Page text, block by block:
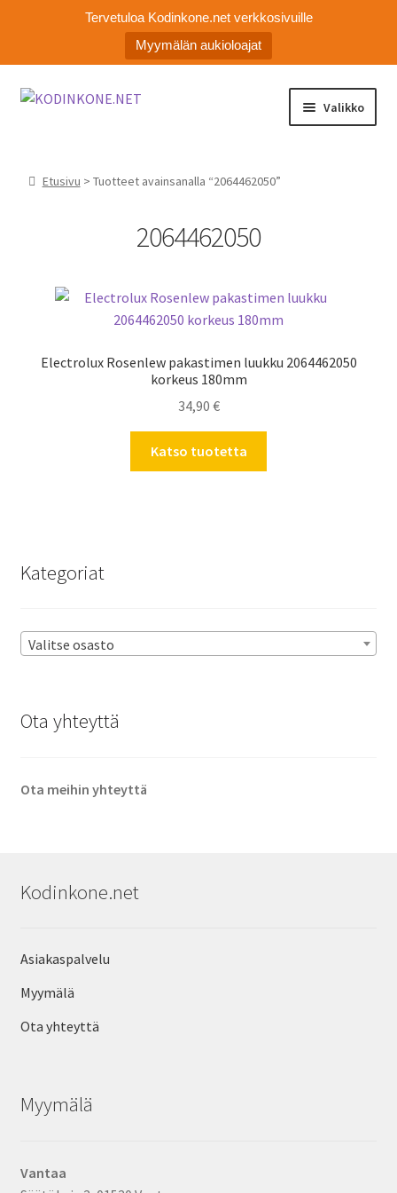
Tervetuloa Kodinkone.net verkkosivuille
Myymälän aukioloajat
Siirry
Siirry
Valikko
Asiakaspalvelu
Etusivu > Tuotteet avainsanalla “2064462050”
2064462050
Electrolux Rosenlew pakastimen luukku 2064462050
korkeus 180mm
34,90 €
Katso tuotetta
Kategoriat
Valitse osasto
Ota yhteyttä
Ota meihin yhteyttä
Kodinkone.net
Asiakaspalvelu
Myymälä
Ota yhteyttä
Myymälä
Vantaa